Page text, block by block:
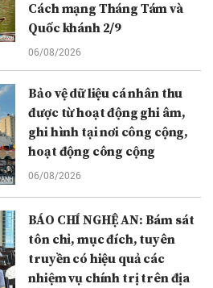
Cách mạng Tháng Tám và
Quốc khánh 2/9
06/08/2026
Bảo vệ dữ liệu cá nhân thu
được từ hoạt động ghi âm,
ghi hình tại nơi công cộng,
hoạt động công cộng
06/08/2026
BÁO CHÍ NGHỆ AN: Bám sát
tôn chỉ, mục đích, tuyên
truyền có hiệu quả các
nhiệm vụ chính trị trên địa